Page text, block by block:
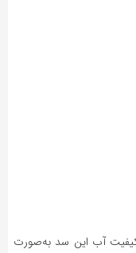
آب این سد به‌صورت